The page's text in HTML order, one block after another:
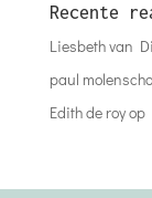
Recente
Liesbeth van
paul
Edith de royop